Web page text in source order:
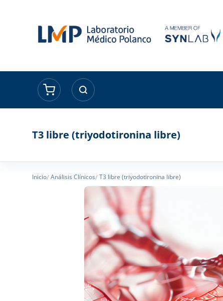
T3 libre (triyodotironina libre)
Inicio Análisis Clínicos T3 libre (triyodotironina libre)